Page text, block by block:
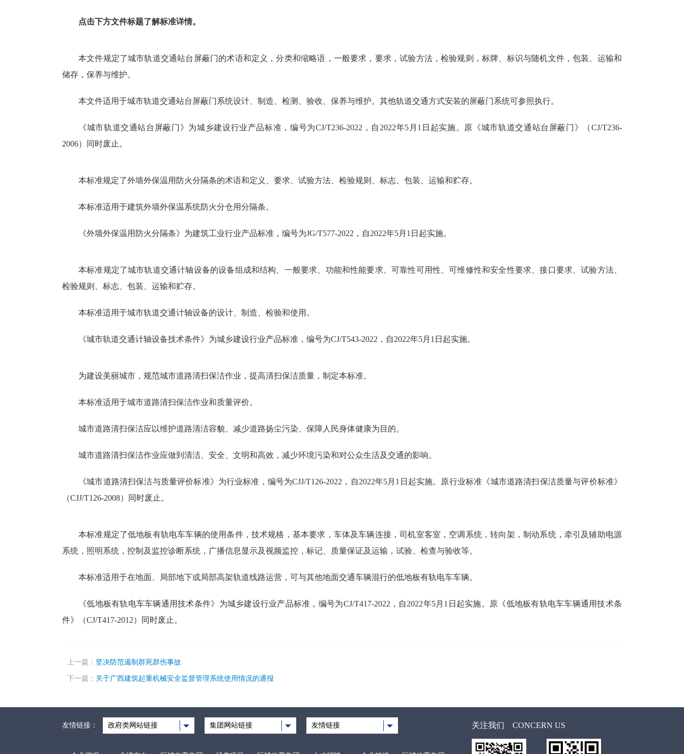
点击下方文件标题了解标准详情。
本文件规定了城市轨道交通站台屏蔽门的术语和定义，分类和缩略语，一般要求，要求，试验方法，检验规则，标牌、标识与随机文件，包装、运输和
储存，保养与维护。
本文件适用于城市轨道交通站台屏蔽门系统设计、制造、检测、验收、保养与维护。其他轨道交通方式安装的屏蔽门系统可参照执行。
《城市轨道交通站台屏蔽门》为城乡建设行业产品标准，编号为CJ/T236-2022，自2022年5月1日起实施。原《城市轨道交通站台屏蔽门》（CJ/T236-
2006）同时废止。
本标准规定了外墙外保温用防火分隔条的术语和定义、要求、试验方法、检验规则、标志、包装、运输和贮存。
本标准适用于建筑外墙外保温系统防火分仓用分隔条。
《外墙外保温用防火分隔条》为建筑工业行业产品标准，编号为JG/T577-2022，自2022年5月1日起实施。
本标准规定了城市轨道交通计轴设备的设备组成和结构、一般要求、功能和性能要求、可靠性可用性、可维修性和安全性要求、接口要求、试验方法、
检验规则、标志、包装、运输和贮存。
本标准适用于城市轨道交通计轴设备的设计、制造、检验和使用。
《城市轨道交通计轴设备技术条件》为城乡建设行业产品标准，编号为CJ/T543-2022，自2022年5月1日起实施。
为建设美丽城市，规范城市道路清扫保洁作业，提高清扫保洁质量，制定本标准。
本标准适用于城市道路清扫保洁作业和质量评价。
城市道路清扫保洁应以维护道路清洁容貌、减少道路扬尘污染、保障人民身体健康为目的。
城市道路清扫保洁作业应做到清洁、安全、文明和高效，减少环境污染和对公众生活及交通的影响。
《城市道路清扫保洁与质量评价标准》为行业标准，编号为CJJ/T126-2022，自2022年5月1日起实施。原行业标准《城市道路清扫保洁质量与评价标准》
（CJJ/T126-2008）同时废止。
本标准规定了低地板有轨电车车辆的使用条件，技术规格，基本要求，车体及车辆连接，司机室客室，空调系统，转向架，制动系统，牵引及辅助电源
系统，照明系统，控制及监控诊断系统，广播信息显示及视频监控，标记、质量保证及运输，试验、检查与验收等。
本标准适用于在地面、局部地下或局部高架轨道线路运营，可与其他地面交通车辆混行的低地板有轨电车车辆。
《低地板有轨电车车辆通用技术条件》为城乡建设行业产品标准，编号为CJ/T417-2022，自2022年5月1日起实施。原《低地板有轨电车车辆通用技术条
件》（CJ/T417-2012）同时废止。
上一篇： 坚决防范遏制群死群伤事故
下一篇： 关于广西建筑起重机械安全监督管理系统使用情况的通报
友情链接： 政府类网站链接 集团网站链接 友情链接 关注我们 CONCERN US